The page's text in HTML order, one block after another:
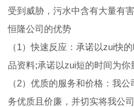
受到威胁，污水中含有大量有
恒隆公司的优势
（1）快速反应：承诺以zui快
品资料;承诺以zui短的时间为
（2）优质的服务和价格：我
务优质且价廉，并切实将我公